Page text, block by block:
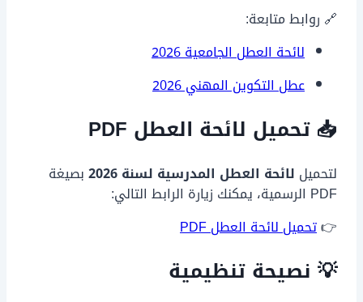
🔗 روابط متابعة:
لائحة العطل الجامعية 2026
عطل التكوين المهني 2026
📥 تحميل لائحة العطل PDF
لتحميل لائحة العطل المدرسية لسنة 2026
بصيغة
PDF الرسمية، يمكنك زيارة الرابط التالي:
👉تحميل لائحة العطل PDF
💡 نصيحة تنظيمية